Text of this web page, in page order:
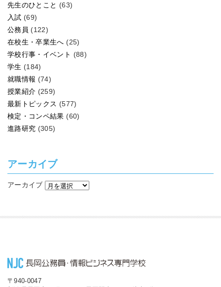
先生のひとこと (63)
入試 (69)
公務員 (122)
在校生・卒業生へ (25)
学校行事・イベント (88)
学生 (184)
就職情報 (74)
授業紹介 (259)
最新トピックス (577)
検定・コンペ結果 (60)
進路研究 (305)
アーカイブ
アーカイブ
〒940-0047